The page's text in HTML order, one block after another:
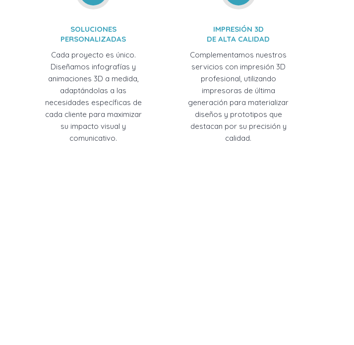
SOLUCIONES
PERSONALIZADAS
Cada proyecto es único.
Diseñamos infografías y
animaciones 3D a medida,
adaptándolas a las
necesidades específicas de
cada cliente para maximizar
su impacto visual y
comunicativo.
IMPRESIÓN 3D
DE ALTA CALIDAD
Complementamos nuestros
servicios con impresión 3D
profesional, utilizando
impresoras de última
generación para materializar
diseños y prototipos que
destacan por su precisión y
calidad.